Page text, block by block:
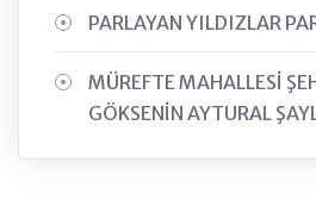
PARLAYAN YILDIZLAR
MÜREFTE MAHALLESİ
GÖKSENİN AYTURAL